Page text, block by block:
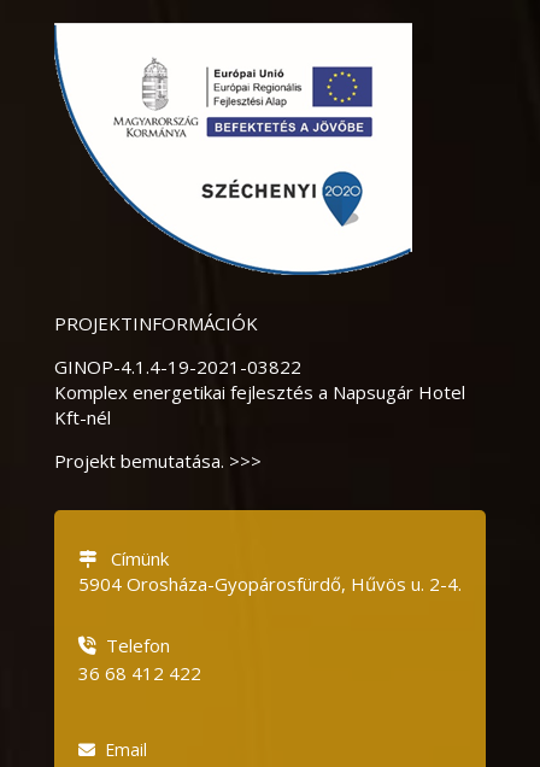
PROJEKTINFORMÁCIÓK
GINOP-4.1.4-19-2021-03822
Komplex energetikai fejlesztés a Napsugár Hotel
Kft-nél
Projekt bemutatása. >>>
Címünk
5904 Orosháza-Gyopárosfürdő, Hűvös u. 2-4.
Telefon
36 68 412 422
Email